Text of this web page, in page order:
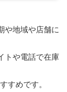
や地域や店舗に
トや電話で在庫
すめです。